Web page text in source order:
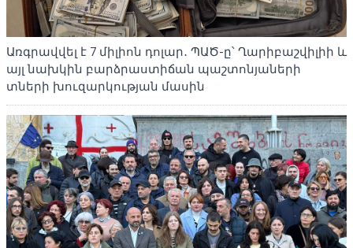
Առգրավվել է 7 միլիոն դոլար․ ՊԱԾ-ը՝ Ղարիբաշվիլիի և
այլ նախկին բարձրաստիճան պաշտոնյաների
տների խուզարկության մասին